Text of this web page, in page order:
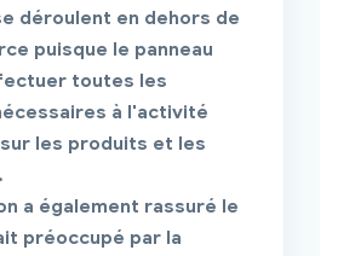
déroulent en dehors de
puisque le panneau
toutes les
à l'activité
les produits et les
a également rassuré le
préoccupé par la